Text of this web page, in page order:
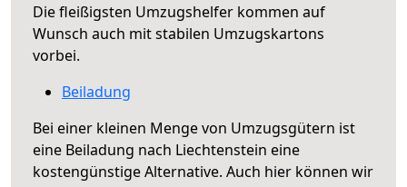
Die fleißigsten Umzugshelfer kommen auf
Wunsch auch mit stabilen Umzugskartons
vorbei.
Beiladung
Bei einer kleinen Menge von Umzugsgütern ist
eine Beiladung nach Liechtenstein eine
kostengünstige Alternative. Auch hier können wir